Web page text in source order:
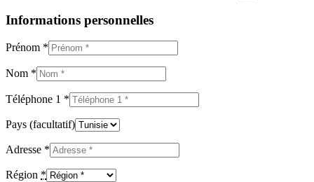
Informations personnelles
Prénom *
Nom *
Téléphone 1 *
Pays (facultatif)
Adresse *
Région *